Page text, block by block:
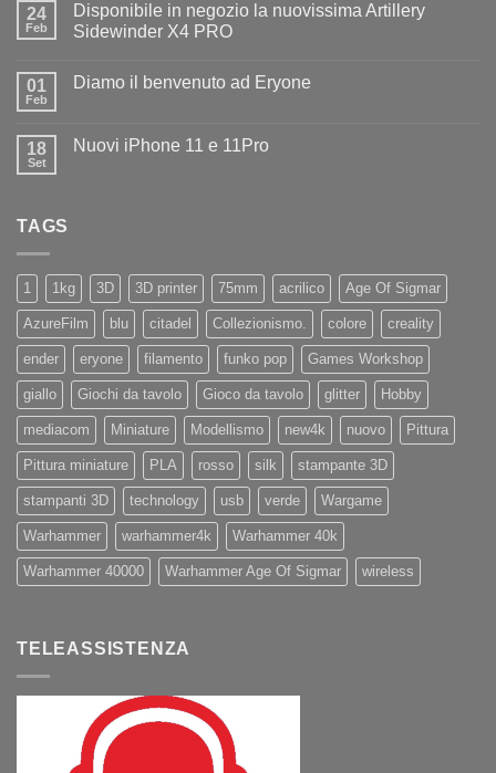
Diamo
il
benvenuto
24
Feb
Disponibile in negozio la nuovissima Artillery
Sidewinder X4 PRO
su
la
nuovissima
01
Feb
Diamo il benvenuto ad Eryone
Diamo
18
Set
Nuovi iPhone 11 e 11Pro
TAGS
1 1kg 3D 3D printer 75mm acrilico Age Of Sigmar
AzureFilm blu citadel Collezionismo. colore creality
ender eryone filamento funko pop Games Workshop
giallo Giochi da tavolo Gioco da tavolo glitter Hobby
mediacom Miniature Modellismo new4k nuovo Pittura
Pittura miniature PLA rosso silk stampante 3D
stampanti 3D technology usb verde Wargame
Warhammer warhammer4k Warhammer 40k
Warhammer 40000 Warhammer Age Of Sigmar wireless
TELEASSISTENZA